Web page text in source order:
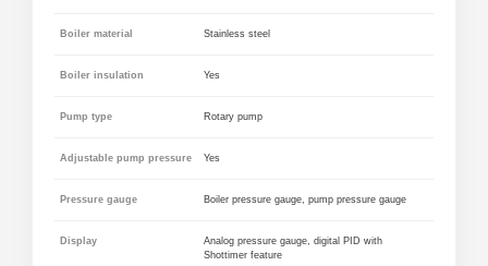
Boiler material Stainless steel
Boiler insulation Yes
Pump type Rotary pump
Adjustable pump pressure Yes
Pressure gauge Boiler pressure gauge, pump pressure gauge
Display
Analog pressure gauge, digital PID with
Shottimer feature